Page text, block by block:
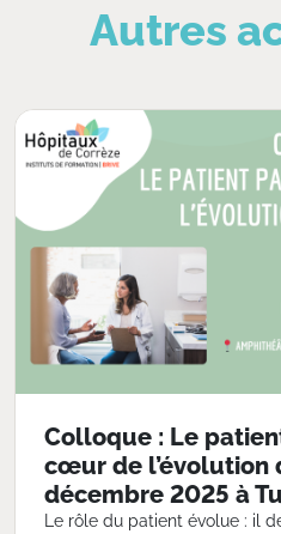
Autres
Colloque : Le
cœur de l’évolution
décembre 2025 à
Le rôle du patient évolue : il